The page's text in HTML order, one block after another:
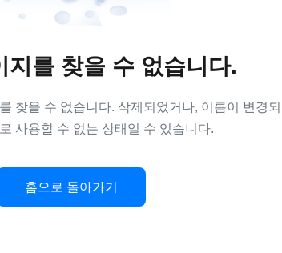
지를 찾을 수 없습니다.
찾을 수 없습니다. 삭제되었거나, 이름이 변경되
사용할 수 없는 상태일 수 있습니다.
홈으로 돌아가기